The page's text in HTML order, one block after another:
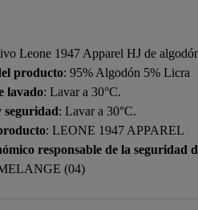
Leone 1947 Apparel HJ de
producto: 95% Algodón 5% Licra
lavado: Lavar a 30°C.
seguridad: Lavar a 30°C.
: LEONE 1947 APPAREL
responsable de la seguridad
(04)